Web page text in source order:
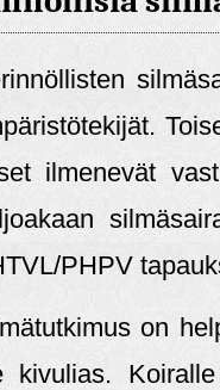
ilmenevät
PHPV
on
kivulias.